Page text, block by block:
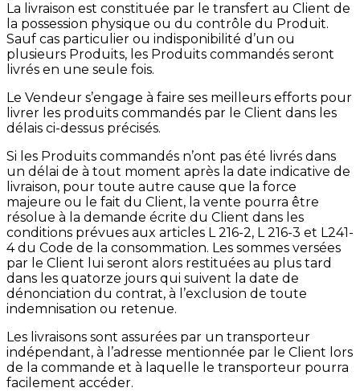
La livraison est constituée par le transfert au Client de
la possession physique ou du contrôle du Produit.
Sauf cas particulier ou indisponibilité d’un ou
plusieurs Produits, les Produits commandés seront
livrés en une seule fois.
Le Vendeur s’engage à faire ses meilleurs efforts pour
livrer les produits commandés par le Client dans les
délais ci-dessus précisés.
Si les Produits commandés n’ont pas été livrés dans
un délai de à tout moment après la date indicative de
livraison, pour toute autre cause que la force
majeure ou le fait du Client, la vente pourra être
résolue à la demande écrite du Client dans les
conditions prévues aux articles L 216-2, L 216-3 et L241-
4 du Code de la consommation. Les sommes versées
par le Client lui seront alors restituées au plus tard
dans les quatorze jours qui suivent la date de
dénonciation du contrat, à l’exclusion de toute
indemnisation ou retenue.
Les livraisons sont assurées par un transporteur
indépendant, à l’adresse mentionnée par le Client lors
de la commande et à laquelle le transporteur pourra
facilement accéder.